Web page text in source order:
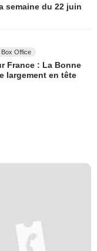
semaine du 22 juin
Office
France : La Bonne
largement en tête